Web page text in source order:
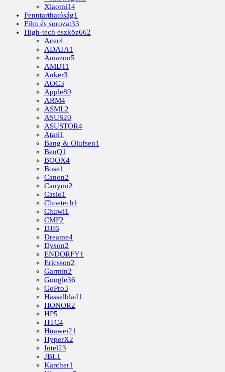
Xiaomi14
Fenntarthatóság1
Film és sorozat33
High-tech eszköz662
Acer4
ADATA1
Amazon5
AMD11
Anker3
AOC3
Apple89
ARM4
ASML2
ASUS20
ASUSTOR4
Atari1
Bang & Olufsen1
BenQ1
BOOX4
Bose1
Canon2
Canyon2
Casio1
Choetech1
Chuwi1
CMF2
DJI6
Dreame4
Dyson2
ENDORFY1
Ericsson2
Garmin2
Google36
GoPro3
Hasselblad1
HONOR2
HP5
HTC4
Huawei21
HyperX2
Intel23
JBL1
Kärcher1